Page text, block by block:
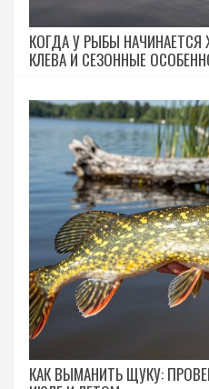
КОГДА У РЫБЫ
КЛЕВА И СЕЗОННЫЕ
КАК ВЫМАНИТЬ ЩУКУ: